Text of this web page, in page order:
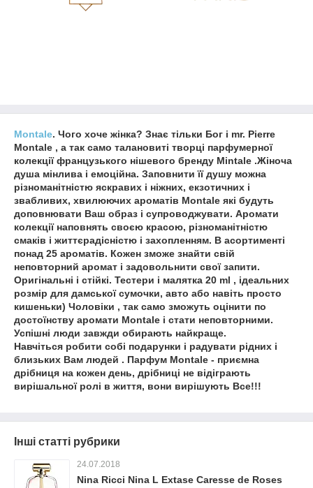
Montale. Чого хоче жінка? Знає тільки Бог і mr. Pierre
Montale , а так само талановиті творці парфумерної
колекції французького нішевого бренду Mintale .Жіноча
душа мінлива і емоційна. Заповнити її душу можна
різноманітністю яскравих і ніжних, екзотичних і
звабливих, хвилюючих ароматів Montale які будуть
доповнювати Ваш образ і супроводжувати. Аромати
колекції наповнять своєю красою, різноманітністю
смаків і життєрадісністю і захопленням. В асортименті
понад 25 ароматів. Кожен зможе знайти свій
неповторний аромат і задовольнити свої запити.
Оригінальні і стійкі. Тестери і малятка 20 ml , ідеальних
розмір для дамської сумочки, авто або навіть просто
кишеньки) Чоловіки , так само зможуть оцінити по
достоїнству аромати Montale і стати неповторними.
Успішні люди завжди обирають найкраще.
Навчіться робити собі подарунки і радувати рідних і
близьких Вам людей . Парфум Montale - приємна
дрібниця на кожен день, дрібниці не відіграють
вирішальної ролі в життя, вони вирішують Все!!!
Інші статті рубрики
24.07.2018
Nina Ricci Nina L Extase Caresse de Roses